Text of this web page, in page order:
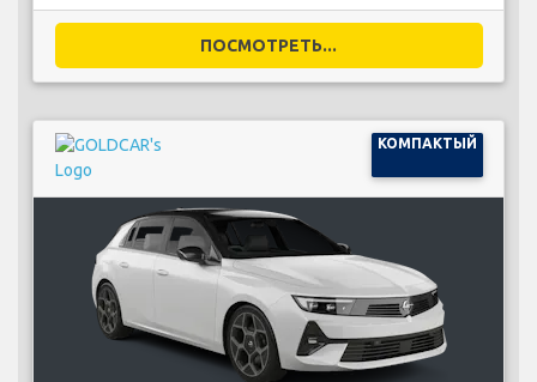
ПОСМОТРЕТЬ...
КОМПАКТЫЙ